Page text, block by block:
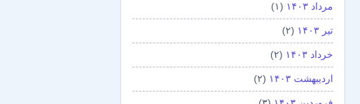
مرداد ۱۴۰۳ (۱)
تیر ۱۴۰۳ (۲)
خرداد ۱۴۰۳ (۲)
اردیبهشت ۱۴۰۳ (۲)